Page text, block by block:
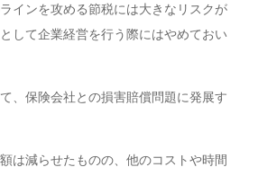
インを攻める節税には大きなリスクが
して企業経営を行う際にはやめておい
、保険会社との損害賠償問題に発展す
は減らせたものの、他のコストや時間